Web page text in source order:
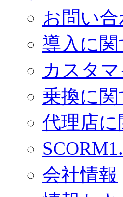
お問い
導入に
カスタ
乗換に
代理店に
会社情報